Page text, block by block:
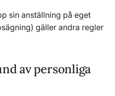
sin anställning på eget
gäller andra regler
av personliga